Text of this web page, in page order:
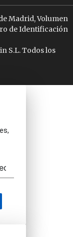
Madrid, Volumen
de Identificación
S.L. Todos los